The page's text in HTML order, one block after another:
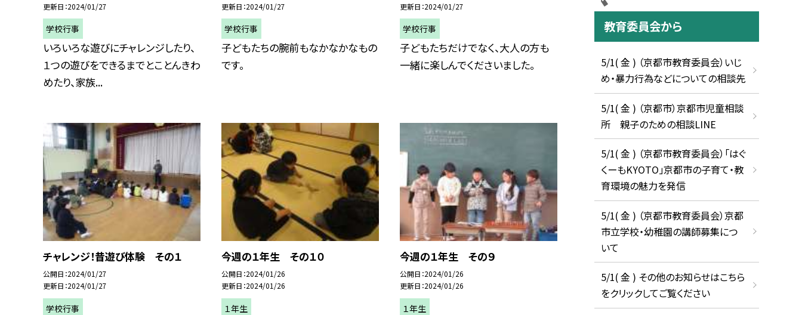
更新日 2024/01/27
学校行事
いろいろな遊びにチャレンジしたり、
１つの遊びをできるまでとことんきわ
めたり、家族...
更新日 2024/01/27
学校行事
子どもたちの腕前もなかなかなもの
です。
更新日 2024/01/27
学校行事
子どもたちだけでなく、大人の方も
一緒に楽しんでくださいました。
チャレンジ！昔遊び体験 その１
公開日 2024/01/27
更新日 2024/01/27
学校行事
今週の１年生 その１０
公開日 2024/01/26
更新日 2024/01/26
１年生
今週の１年生 その９
公開日 2024/01/26
更新日 2024/01/26
１年生
教育委員会から
5/1( 金 ) （京都市教育委員会）いじ
め・暴力行為などについての相談先
5/1( 金 ) （京都市）京都市児童相談
所 親子のための相談LINE
5/1( 金 ) （京都市教育委員会）「はぐ
くーもKYOTO」京都市の子育て・教
育環境の魅力を発信
5/1( 金 ) （京都市教育委員会）京都
市立学校・幼稚園の講師募集につ
いて
5/1( 金 ) その他のお知らせはこちら
をクリックしてご覧ください